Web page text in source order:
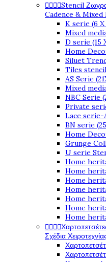
Stencil
Cadence & Mixed
K serie (6
Mixed
D serie (15
Home
Siluet
Tiles stencil
AS Serie
Mixed
NBC Serie
Private
Lace serie-
BN serie
Home
Grunge
U serie
Home
Home
Home
Home
Home
Home
Home

Σχέδια